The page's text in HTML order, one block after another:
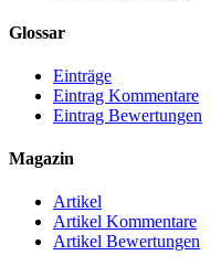
Glossar
Einträge
Eintrag Kommentare
Eintrag Bewertungen
Magazin
Artikel
Artikel Kommentare
Artikel Bewertungen